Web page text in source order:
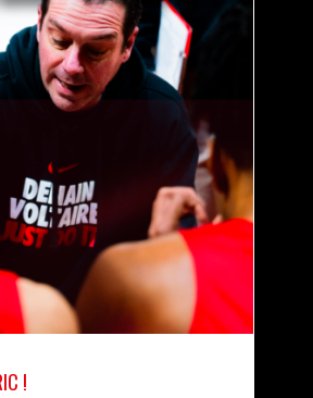
MERCI AYMERIC !
!